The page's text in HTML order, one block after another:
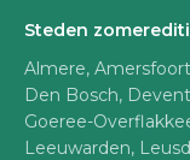
Steden
Almere,
Den Bosch,
Goeree-
Leeuwarden,